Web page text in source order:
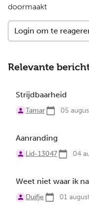
doormaakt
Login om te
Relevante
Strijdbaarheid
Tamar 05
Aanranding
Lid-13047 04
Weet niet waar ik
Duifje 01